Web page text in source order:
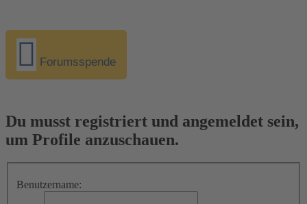
Forumsspende
Du musst registriert und angemeldet sein,
um Profile anzuschauen.
Benutzername: